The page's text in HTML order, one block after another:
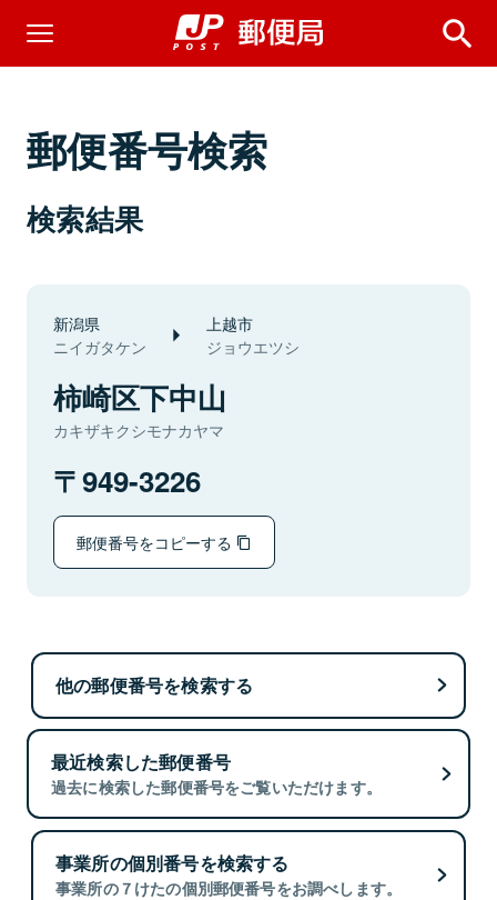
郵便番号検索
検索結果
新潟県
ニイガタケン
上越市
ジョウエツシ
柿崎区下中山
カキザキクシモナカヤマ
949-3226
郵便番号をコピーする
他の郵便番号を検索する
最近検索した郵便番号
過去に検索した郵便番号をご覧いただけます。
事業所の個別番号を検索する
事業所の７けたの個別郵便番号をお調べします。